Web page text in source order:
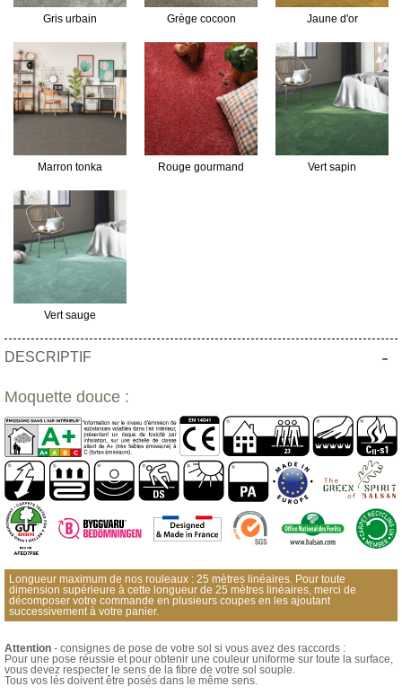
Gris urbain Grège cocoon Jaune d'or
Marron tonka Rouge gourmand Vert sapin
Vert sauge
DESCRIPTIF -
Moquette douce :
Longueur maximum de nos rouleaux : 25 mètres linéaires. Pour toute
dimension supérieure à cette longueur de 25 mètres linéaires, merci de
décomposer votre commande en plusieurs coupes en les ajoutant
successivement à votre panier.
Attention - consignes de pose de votre sol si vous avez des raccords :
Pour une pose réussie et pour obtenir une couleur uniforme sur toute la surface,
vous devez respecter le sens de la fibre de votre sol souple.
Tous vos lés doivent être posés dans le même sens.